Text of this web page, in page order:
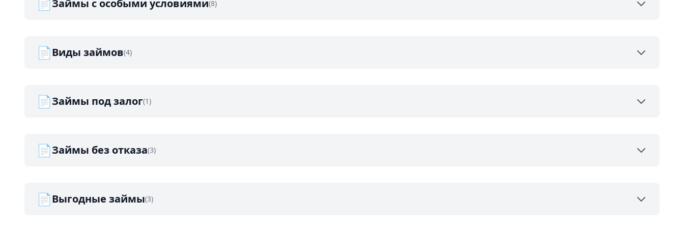
Займы с особыми условиями(8)
📄Виды займов(4)
📄Займы под залог(1)
📄Займы без отказа(3)
📄Выгодные займы(3)